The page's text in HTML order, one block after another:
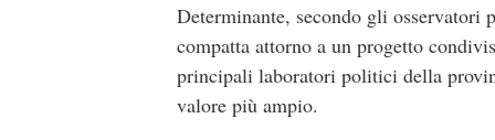
Determinante, secondo gli osservatori
compatta attorno a un progetto
principali laboratori politici della
valore più ampio.